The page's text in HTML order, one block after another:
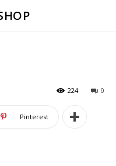
0
224
Pinterest